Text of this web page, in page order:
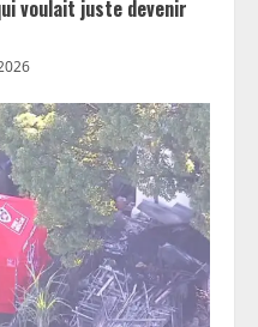
voulait juste devenir